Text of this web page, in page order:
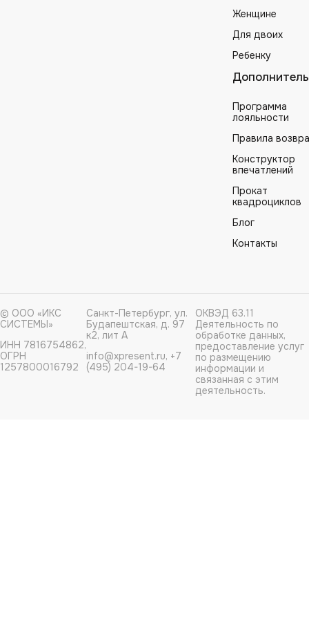
Женщине
Для двоих
Ребенку
Программа
лояльности
Правила
Конструктор
впечатлений
Прокат
квадроциклов
Блог
Контакты
© ООО «ИКС
СИСТЕМЫ»
ИНН 7816754862,
ОГРН
1257800016792
Санкт-Петербург, ул.
Будапештская, д. 97
к2, лит А
info@xpresent.ru, +7
(495) 204-19-64
ОКВЭД 63.11
Деятельность по
обработке данных,
предоставление услуг
по размещению
информации и
связанная с этим
деятельность.